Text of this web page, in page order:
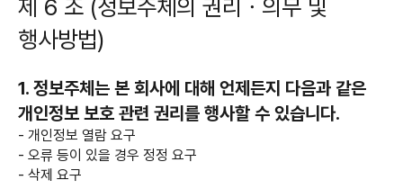
제 6 조 (정보주체의 권리ㆍ의무 및
행사방법)
1. 정보주체는 본 회사에 대해 언제든지 다음과 같은
개인정보 보호 관련 권리를 행사할 수 있습니다.
- 개인정보 열람 요구
- 오류 등이 있을 경우 정정 요구
- 삭제 요구